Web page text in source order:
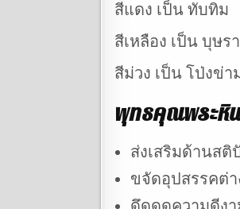
สีแดง เป็น ทับทิม
สีเหลือง เป็น บุษร
สีม่วง เป็น โป่งข่
พุทธคุณพระหิ
ส่งเสริมด้านส
ขจัดอุปสรรคต่า